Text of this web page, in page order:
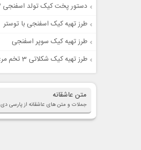
دستور پخت کیک تولد اسفنجی ۳ تخم مرغی
طرز تهیه کیک اسفنجی با توستر
طرز تهیه کیک سوپر اسفنجی
طرز تهیه کیک شکلاتی 3 تخم مرغی
متن عاشقانه
جملات و متن های عاشقانه از پارسی دی